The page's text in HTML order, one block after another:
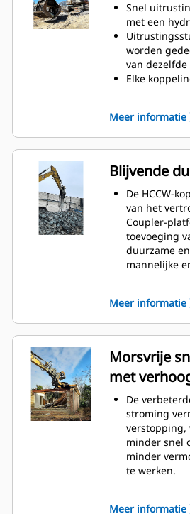
Snel
met een
worden
van
Elke
Meer informatie
Blijvende
De HCCW-
van het
Coupler-
toevoeging
duurzame
mannelijke
Slangen
koppeling
schade te
de kosten
reparaties
Design van
biedt meer
koppelingen
vervuiling
systeem.
Meer informatie
Morsvrije
met
De
stroming
verstopping,
minder snel
minder
te werken.
Meer informatie